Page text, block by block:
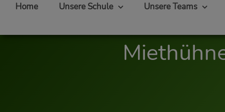
Home Unsere Schule Unsere Teams